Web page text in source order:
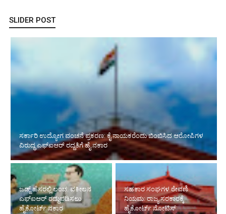
SLIDER POST
ಜಡ್ಜ್ ಹೆಸರಲ್ಲಿ ಲಂಚ: ವಕೀಲನ
ಎಫ್‌ಐಆರ್ ರದ್ದುಪಡಿಸಲು
ಹೈಕೋರ್ಟ್ ನಕಾರ
ಸಹಕಾರ ಸಂಘಗಳ ಠೇವಣಿ
ನಿಯಮ: ರಾಜ್ಯ ಸರಕಾರಕ್ಕೆ
ಹೈಕೋರ್ಟ್ ನೋಟಿಸ್